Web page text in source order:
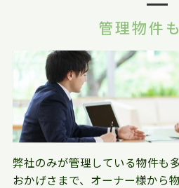
管理物件
弊社のみが管理している物件も
おかげさまで、オーナー様から